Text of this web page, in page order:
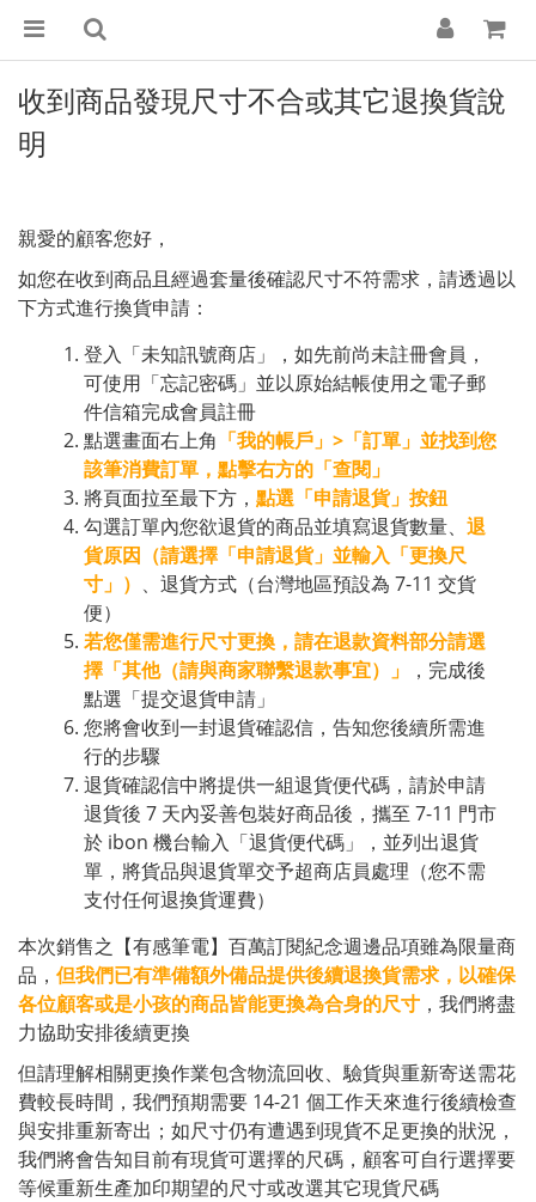
收到商品發現尺寸不合或其它退換貨說
明
親愛的顧客您好，
如您在收到商品且經過套量後確認尺寸不符需求，請透過以
下方式進行換貨申請：
登入「未知訊號商店」，如先前尚未註冊會員，
可使用「忘記密碼」並以原始結帳使用之電子郵
件信箱完成會員註冊
點選畫面右上角 「我的帳戶」>「訂單」並找到您
該筆消費訂單，點擊右方的「查閱」
將頁面拉至最下方， 點選「申請退貨」按鈕
勾選訂單內您欲退貨的商品並填寫退貨數量、 退
貨原因（請選擇「申請退貨」並輸入「更換尺
寸」） 、退貨方式（台灣地區預設為 7-11 交貨
便）
若您僅需進行尺寸更換，請在退款資料部分請選
擇「其他（請與商家聯繫退款事宜）」
，完成後
點選「提交退貨申請」
您將會收到一封退貨確認信，告知您後續所需進
行的步驟
退貨確認信中將提供一組退貨便代碼，請於申請
退貨後 7 天內妥善包裝好商品後，攜至 7-11 門市
於 ibon 機台輸入「退貨便代碼」，並列出退貨
單，將貨品與退貨單交予超商店員處理（您不需
支付任何退換貨運費）
本次銷售之【有感筆電】百萬訂閱紀念週邊品項雖為限量商
品， 但我們已有準備額外備品提供後續退換貨需求，以確保
各位顧客或是小孩的商品皆能更換為合身的尺寸 ，我們將盡
力協助安排後續更換
但請理解相關更換作業包含物流回收、驗貨與重新寄送需花
費較長時間，我們預期需要 14-21 個工作天來進行後續檢查
與安排重新寄出；如尺寸仍有遭遇到現貨不足更換的狀況，
我們將會告知目前有現貨可選擇的尺碼，顧客可自行選擇要
等候重新生產加印期望的尺寸或改選其它現貨尺碼